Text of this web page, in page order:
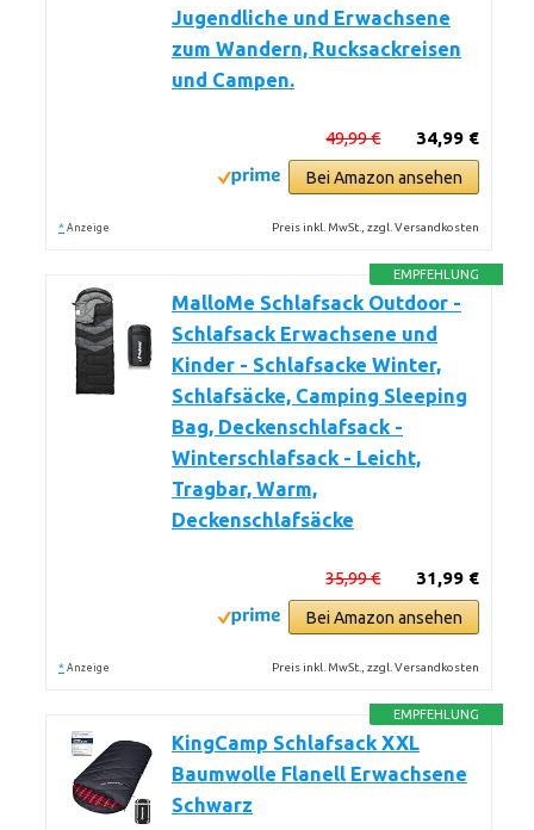
Jugendliche und Erwachsene
zum Wandern, Rucksackreisen
und Campen.
34,99 €
49,99 €
Bei Amazon ansehen
* Anzeige Preis inkl. MwSt., zzgl. Versandkosten
EMPFEHLUNG
MalloMe Schlafsack Outdoor -
Schlafsack Erwachsene und
Kinder - Schlafsacke Winter,
Schlafsäcke, Camping Sleeping
Bag, Deckenschlafsack -
Winterschlafsack - Leicht,
Tragbar, Warm,
Deckenschlafsäcke
31,99 €
35,99 €
Bei Amazon ansehen
* Anzeige Preis inkl. MwSt., zzgl. Versandkosten
EMPFEHLUNG
KingCamp Schlafsack XXL
Baumwolle Flanell Erwachsene
Schwarz